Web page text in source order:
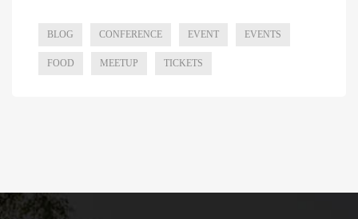
BLOG CONFERENCE EVENT EVENTS
FOOD MEETUP TICKETS